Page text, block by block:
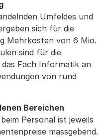
Umfeldes und
sich für die
Mehrkosten von 6 Mio.
sind für die
Fach Informatik an
von rund
Bereichen
Personal ist jeweils
massgebend.